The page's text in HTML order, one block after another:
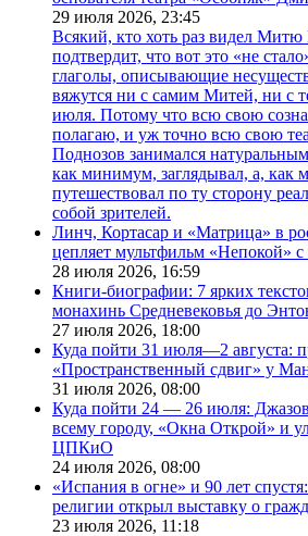
29 июля 2026, 23:45
Всякий, кто хоть раз видел Митю
подтвердит, что вот это «не
глаголы, описывающие
вяжутся ни с самим Митей, ни с
июля. Потому что всю свою
полагаю, и уж точно всю свою
Поднозов занимался
как минимум, заглядывал, а, как
путешествовал по ту сторону
собой зрителей.
Линч, Кортасар и «Матрица» в
цепляет мультфильм «Непокой»
28 июля 2026, 16:59
Книги-биографии: 7 ярких
монахинь Средневековья до
27 июля 2026, 18:00
Куда пойти 31 июля—2 августа:
«Пространственный сдвиг» у
31 июля 2026, 08:00
Куда пойти 24 — 26 июля:
всему городу, «Окна Открой» и
ЦПКиО
24 июля 2026, 08:00
«Испания в огне» и 90 лет
религии открыл выставку о
23 июля 2026, 11:18